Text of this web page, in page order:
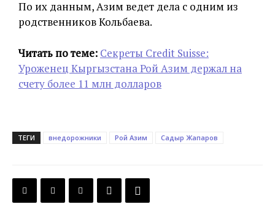
По их данным, Азим ведет дела с одним из
родственников Кольбаева.
Читать по теме: Секреты Credit Suisse:
Уроженец Кыргызстана Рой Азим держал на
счету более 11 млн долларов
ТЕГИ внедорожники Рой Азим Садыр Жапаров